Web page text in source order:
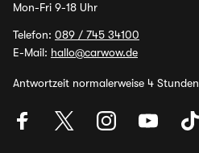
Mon-Fri 9-18 Uhr
Telefon: 089 / 745 34100
E-Mail: hallo@carwow.de
Antwortzeit normalerweise 4 Stunden